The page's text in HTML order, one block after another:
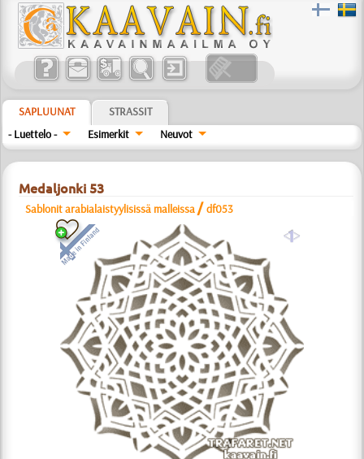
SAPLUUNAT
STRASSIT
- Luettelo -
Esimerkit Neuvot
Medaljonki 53
Sablonit arabialaistyylisissä malleissa /df053
a